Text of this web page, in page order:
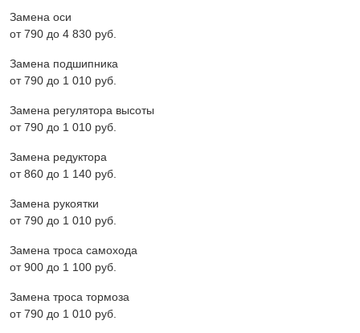
Замена оси
от 790 до 4 830 pyб.
Замена подшипника
от 790 до 1 010 pyб.
Замена регулятора высоты
от 790 до 1 010 pyб.
Замена редуктора
от 860 до 1 140 pyб.
Замена рукоятки
от 790 до 1 010 pyб.
Замена троса самохода
от 900 до 1 100 pyб.
Замена троса тормоза
от 790 до 1 010 pyб.